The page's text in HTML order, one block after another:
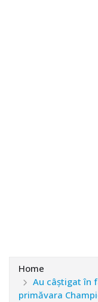
Home
Au câștigat în
primăvara